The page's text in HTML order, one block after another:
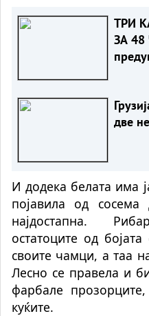
ТРИ
ЗА 48
две
И додека белата има
појавила од
најдостапна.
остатоците од бојата
своите чамци, а таа
Лесно се правела и
фарбале
куќите.